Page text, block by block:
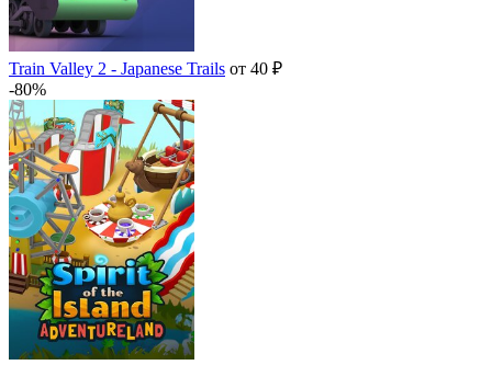
Train Valley 2 - Japanese Trails от 40 ₽
-80%